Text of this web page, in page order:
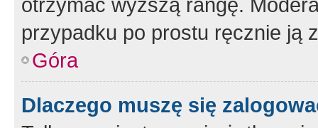
przypadku po prostu ręcznie ją
Góra
Dlaczego muszę się